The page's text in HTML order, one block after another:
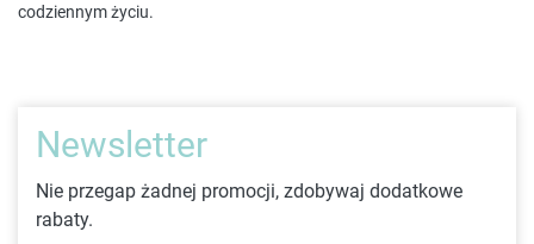
codziennym życiu.
Newsletter
Nie przegap żadnej promocji, zdobywaj dodatkowe
rabaty.